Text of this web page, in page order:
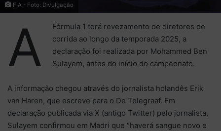
FIA - Foto: Divulgação
A
Fórmula 1 terá revezamento de diretores de
corrida ao longo da temporada 2025, a
declaração foi realizada por Mohammed Ben
Sulayem, antes do início do campeonato.
A informação chegou através do jornalista holandês Erik
van Haren, que escreve para o De Telegraaf. Em
declaração publicada via X (antigo Twitter) pelo jornalista,
Sulayem confirmou em Madri que “haverá sangue novo e